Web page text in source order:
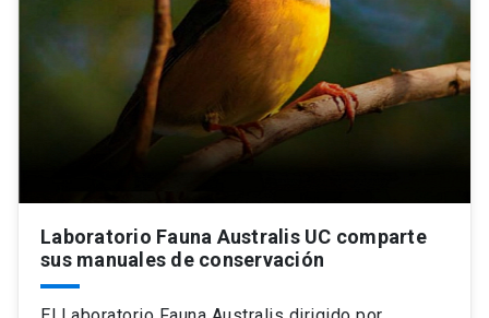
Laboratorio Fauna Australis UC comparte
sus manuales de conservación